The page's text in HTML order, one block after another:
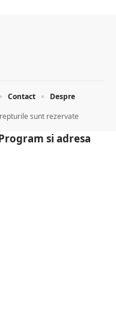
sunt rezervate
Contact Despre
si adresa